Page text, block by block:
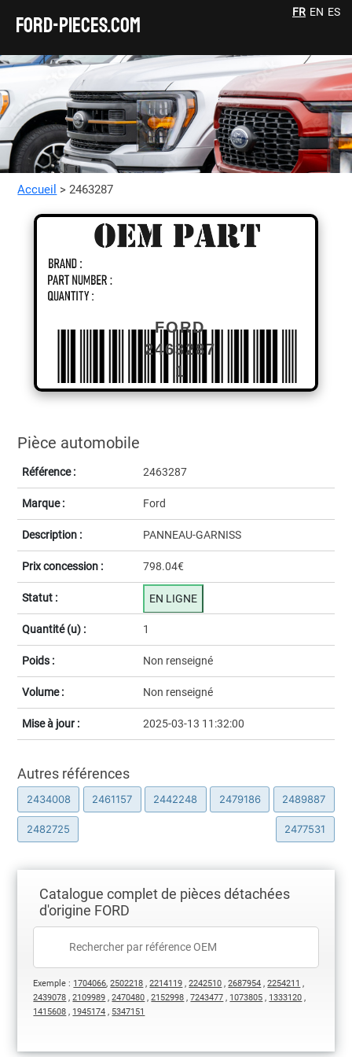
FORD-pieces.com
FR EN ES
Accueil > 2463287
Pièce automobile
Référence : 2463287
Marque : Ford
Description : PANNEAU-GARNISS
Prix concession : 798.04€
Statut : EN LIGNE
Quantité (u) : 1
Poids : Non renseigné
Volume : Non renseigné
Mise à jour : 2025-03-13 11:32:00
FORD
2463287
1
Autres références
2434008 2461157 2442248 2479186 2489887
2482725 2477531
Catalogue complet de pièces détachées
d'origine FORD
Exemple : 1704066,2502218 ,2214119 ,2242510 ,2687954 ,2254211 ,
2439078 ,2109989 ,2470480 ,2152998 ,7243477 , 1073805 , 1333120 ,
1415608 , 1945174 , 5347151